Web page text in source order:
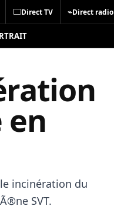
Direct TV ⌁Direct radio
en
incinération du
SVT.